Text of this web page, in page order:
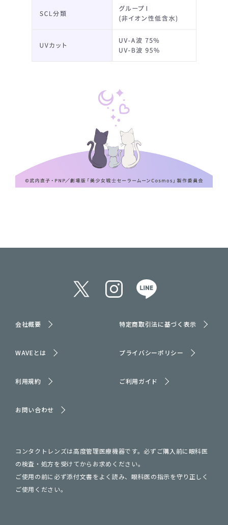
会社概要 特定商取引法に基づく表示
WAVEとは プライバシーポリシー
利用規約 ご利用ガイド
お問い合わせ
コンタクトレンズは高度管理医療機器です。必ずご購入前に眼科医
の検査・処方を受けてからお求めください。
ご使用の前に必ず添付文書をよく読み、眼科医の指示を守り正しく
ご使用ください。